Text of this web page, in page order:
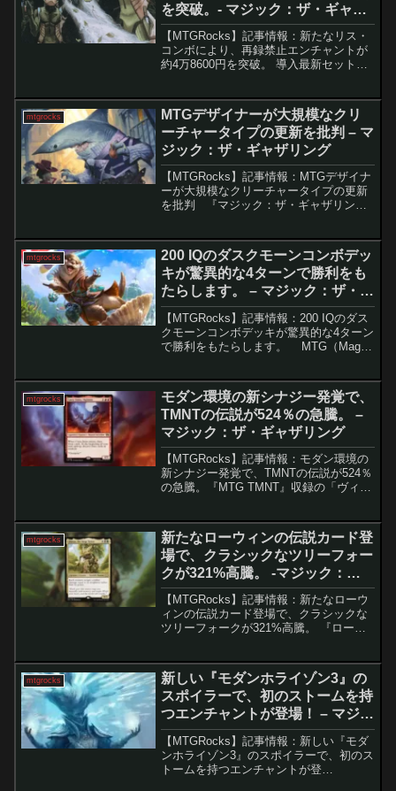
を突破。- マジック：ザ・ギャザ
リング
【MTGRocks】記事情報：新たなリス・
コンボにより、再録禁止エンチャントが
約4万8600円を突破。 導入最新セット
カードである「大地の知識」の市場価格
に大きな影響...
mtgrocks
MTGデザイナーが大規模なクリ
ーチャータイプの更新を批判 – マ
ジック：ザ・ギャザリング
【MTGRocks】記事情報：MTGデザイナ
ーが大規模なクリーチャータイプの更新
を批判 『マジック：ザ・ギャザリング
イヤーたちのデッキ構築に新風を吹き込
みます。そ...
mtgrocks
200 IQのダスクモーンコンボデッ
キが驚異的な4ターンで勝利をも
たらします。 – マジック：ザ・ギ
ャザリング
【MTGRocks】記事情報：200 IQのダス
クモーンコンボデッキが驚異的な4ターン
で勝利をもたらします。 MTG（Magic:
れないカードを組...
mtgrocks
モダン環境の新シナジー発覚で、
TMNTの伝説が524％の急騰。 –
マジック：ザ・ギャザリング
【MTGRocks】記事情報：モダン環境の
新シナジー発覚で、TMNTの伝説が524％
の急騰。『MTG TMNT』収録の「ヴィジ
TMNT』の公式発売から1ヶ月が経過し、
当初...
mtgrocks
新たなローウィンの伝説カード登
場で、クラシックなツリーフォー
クが321%高騰。 -マジック：
ザ・ギャザリング
【MTGRocks】記事情報：新たなローウ
ィンの伝説カード登場で、クラシックな
ツリーフォークが321%高騰。 『ローウ
て、旧カード「包囲の塔、ドラン」が大
きく注目を集め、...
mtgrocks
新しい『モダンホライゾン3』の
スポイラーで、初のストームを持
つエンチャントが登場！ – マジッ
ク：ザ・ギャザリング
【MTGRocks】記事情報：新しい『モダ
ンホライゾン3』のスポイラーで、初のス
トームを持つエンチャントが登